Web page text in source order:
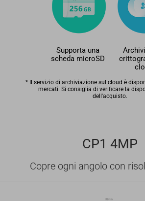
Supporta una
scheda microSD
* Il servizio di archiviazione sul cloud è
mercati. Si consiglia di verificare la
dell'acquisto.
CP1 4MP
Copre ogni angolo con